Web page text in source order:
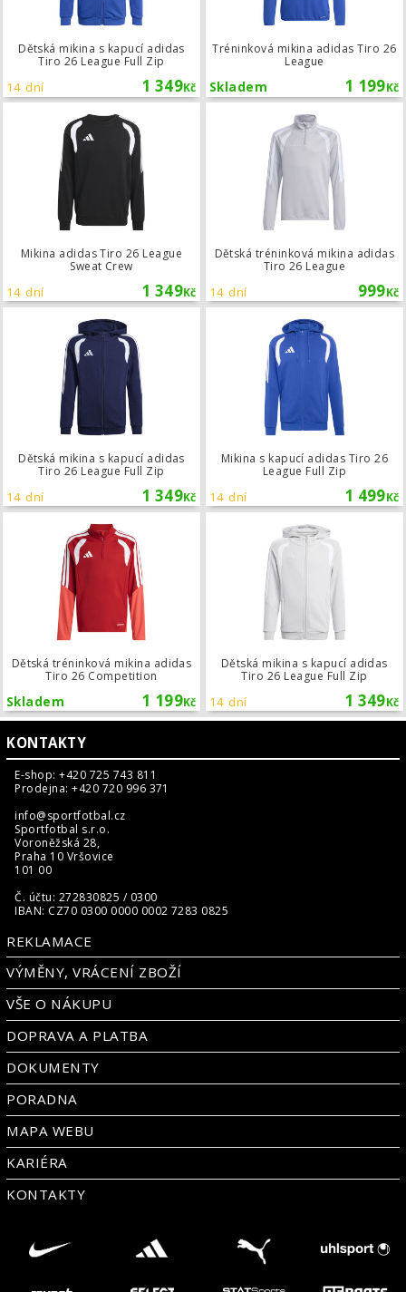
Dětská mikina s kapucí adidas
Tiro 26 League Full Zip
1 349Kč
14 dní
Tréninková mikina adidas Tiro 26
League
1 199Kč
Skladem
Mikina adidas Tiro 26 League
Sweat Crew
1 349Kč
14 dní
Dětská tréninková mikina adidas
Tiro 26 League
999Kč
14 dní
Dětská mikina s kapucí adidas
Tiro 26 League Full Zip
1 349Kč
14 dní
Mikina s kapucí adidas Tiro 26
League Full Zip
1 499Kč
14 dní
Dětská tréninková mikina adidas
Tiro 26 Competition
1 199Kč
Skladem
Dětská mikina s kapucí adidas
Tiro 26 League Full Zip
1 349Kč
14 dní
KONTAKTY
E-shop: +420 725 743 811
Prodejna: +420 720 996 371
info@sportfotbal.cz
Sportfotbal s.r.o.
Voroněžská 28,
Praha 10 Vršovice
101 00
Č. účtu: 272830825 / 0300
IBAN: CZ70 0300 0000 0002 7283 0825
REKLAMACE
VÝMĚNY, VRÁCENÍ ZBOŽÍ
VŠE O NÁKUPU
DOPRAVA A PLATBA
DOKUMENTY
PORADNA
MAPA WEBU
KARIÉRA
KONTAKTY